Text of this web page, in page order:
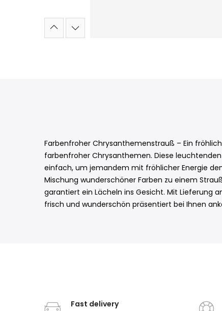
Farbenfroher Chrysanthemenstrauß – Ein
farbenfroher Chrysanthemen. Diese
einfach, um jemandem mit fröhlicher Energie
Mischung wunderschöner Farben zu einem
garantiert ein Lächeln ins Gesicht. Mit Lieferung
frisch und wunderschön präsentiert bei Ihnen
Fast delivery